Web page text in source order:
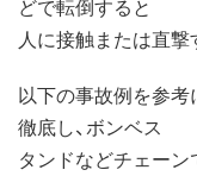
人に接触または直撃
以下の事故例を参考
徹底し、ボンベス
タンドなどチェーン